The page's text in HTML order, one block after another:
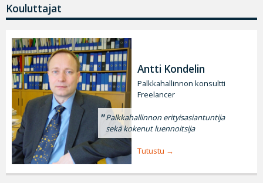
Kouluttajat
Antti Kondelin
Palkkahallinnon konsultti
Freelancer
Palkkahallinnon erityisasiantuntija
sekä kokenut luennoitsija
Tutustu